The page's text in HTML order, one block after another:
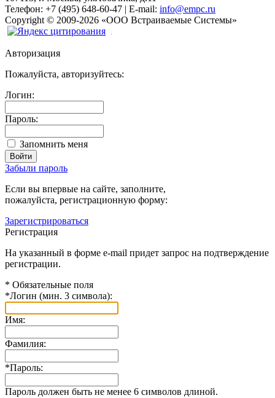
Телефон: +7 (495) 648-60-47 | E-mail: info@empc.ru
Copyright © 2009-2026 «ООО Встраиваемые Системы»
Авторизация
Пожалуйста, авторизуйтесь:
Логин:
Пароль:
Запомнить меня
Забыли пароль
Если вы впервые на сайте, заполните,
пожалуйста, регистрационную форму:
Зарегистрироваться
Регистрация
На указанный в форме e-mail придет запрос на подтверждение
регистрации.
* Обязательные поля
*Логин (мин. 3 символа):
Имя:
Фамилия:
*Пароль:
Пароль должен быть не менее 6 символов длиной.